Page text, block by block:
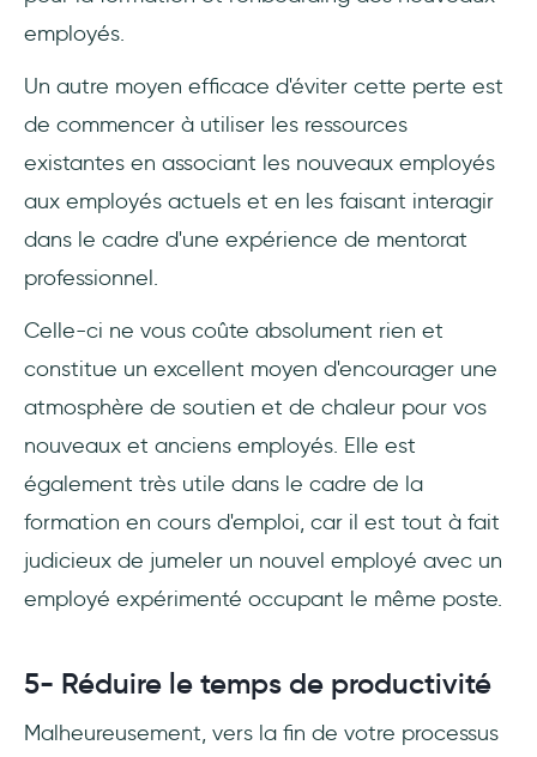
employés.
Un autre moyen efficace d'éviter cette perte est
de commencer à utiliser les ressources
existantes en associant les nouveaux employés
aux employés actuels et en les faisant interagir
dans le cadre d'une expérience de mentorat
professionnel.
Celle-ci ne vous coûte absolument rien et
constitue un excellent moyen d'encourager une
atmosphère de soutien et de chaleur pour vos
nouveaux et anciens employés. Elle est
également très utile dans le cadre de la
formation en cours d'emploi, car il est tout à fait
judicieux de jumeler un nouvel employé avec un
employé expérimenté occupant le même poste.
5- Réduire le temps de productivité
Malheureusement, vers la fin de votre processus